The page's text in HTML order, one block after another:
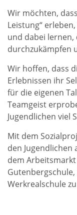
Wir möchten,
Leistung“
und dabei lernen,
durchzukämpfen
Wir hoffen, dass
Erlebnissen ihr
für die eigenen
Teamgeist
Jugendlichen viel
Mit dem
den Jugendlichen
dem
Werkrealschule